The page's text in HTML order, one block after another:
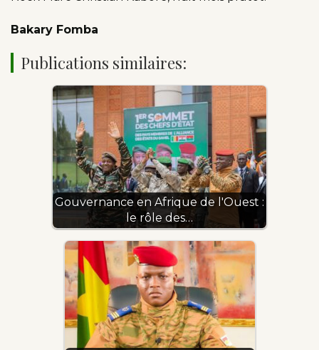
Bakary Fomba
Publications similaires:
Gouvernance en Afrique de l'Ouest :
le rôle des…